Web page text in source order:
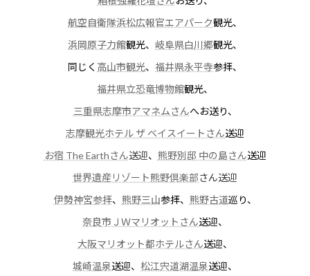
航空自衛隊浜松広報官エアパーク観光、
浜岡原子力館観光、 岐阜県白川郷観光、
同じく 高山市観光、 福井県永平寺参拝、
福井県立恐竜博物館観光、
三重県志摩市アマネムさんへお送り、
志摩観光ホテル ザ ベイスイートさん送迎
お宿 The Earthさん送迎、 熊野別邸 中の島さん送迎
世界遺産リゾート熊野倶楽部さん送迎
伊勢神宮参拝、 熊野三山参拝、 熊野古道巡り、
奈良市ＪＷマリオットさん送迎、
大阪マリオット都ホテルさん送迎、
城崎温泉送迎、 松江宍道湖温泉送迎、